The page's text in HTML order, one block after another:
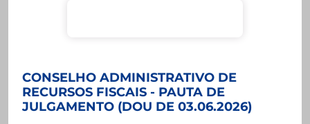
CONSELHO ADMINISTRATIVO DE
RECURSOS FISCAIS - PAUTA DE
JULGAMENTO (DOU DE 03.06.2026)